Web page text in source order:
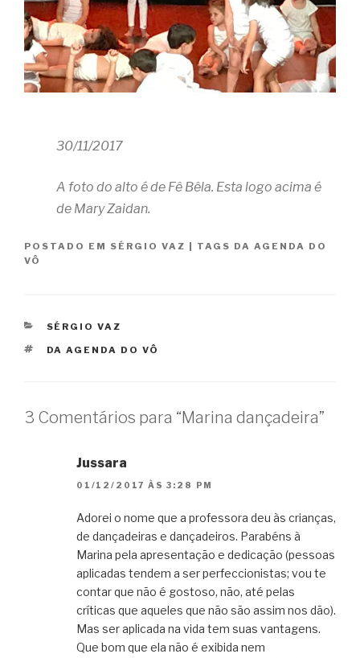
30/11/2017
A foto do alto é de Fê Bêla. Esta logo acima é
de Mary Zaidan.
POSTADO EM SÉRGIO VAZ TAGS DA AGENDA DO
VÔ
CATEGORIAS
SÉRGIO VAZ
TAGS
DA AGENDA DO VÔ
3 Comentários para “Marina dançadeira”
Jussara
01/12/2017 ÀS 3:28 PM
Adorei o nome que a professora deu às crianças,
de dançadeiras e dançadeiros. Parabéns à
Marina pela apresentação e dedicação (pessoas
aplicadas tendem a ser perfeccionistas; vou te
contar que não é gostoso, não, até pelas
críticas que aqueles que não são assim nos dão).
Mas ser aplicada na vida tem suas vantagens.
Que bom que ela não é exibida nem